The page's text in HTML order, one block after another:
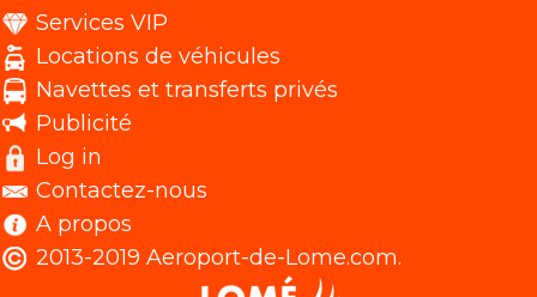
Services VIP
Locations de véhicules
Navettes et transferts privés
Publicité
Log in
Contactez-nous
A propos
2013-2019 Aeroport-de-Lome.com.